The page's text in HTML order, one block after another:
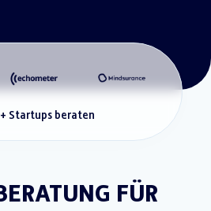
Startups beraten
FÜR